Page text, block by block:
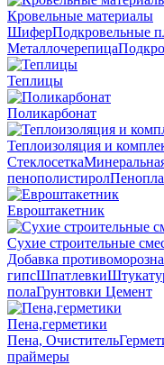
Кровельные материалы
ШиферПодкровельные
Металлочерепица
Теплицы
Поликарбонат
Теплоизоляция и
Стеклосетка
пенополистирол
Евроштакетник
Сухие строительные
Добавка
гипсШпатлевки
полаГрунтовки Цемент
Пена,герметики
Пена, Очиститель
праймеры